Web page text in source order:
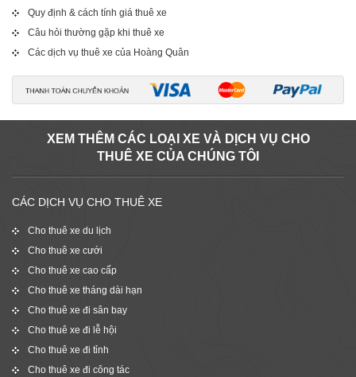
Quy định & cách tính giá thuê xe
Câu hỏi thường gặp khi thuê xe
Các dịch vụ thuê xe của Hoàng Quân
XEM THÊM CÁC LOẠI XE VÀ DỊCH VỤ CHO
THUÊ XE CỦA CHÚNG TÔI
CÁC DỊCH VỤ CHO THUÊ XE
Cho thuê xe du lịch
Cho thuê xe cưới
Cho thuê xe cao cấp
Cho thuê xe tháng dài hạn
Cho thuê xe đi sân bay
Cho thuê xe đi lễ hội
Cho thuê xe đi tỉnh
Cho thuê xe đi công tác